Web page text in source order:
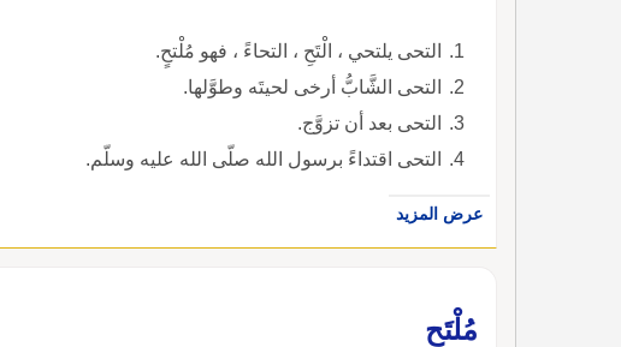
التحى يلتحي ، الْتَحِ ، التحاءً ، فهو مُلْتحٍ.
التحى الشَّابُّ أرخى لحيتَه وطوَّلها.
التحى بعد أن تزوَّج.
التحى اقتداءً برسول الله صلّى الله عليه وسلّم.
عرض المزيد
مُلْتَحٍ